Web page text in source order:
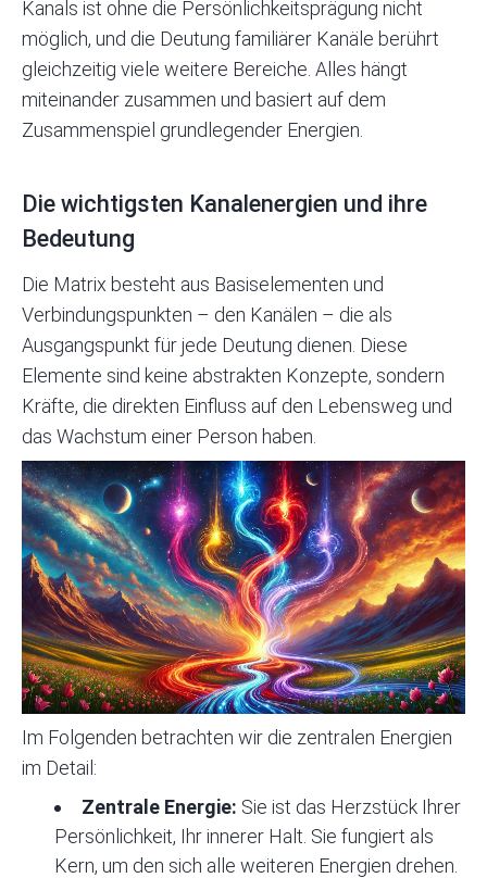
Kanals ist ohne die Persönlichkeitsprägung nicht
möglich, und die Deutung familiärer Kanäle berührt
gleichzeitig viele weitere Bereiche. Alles hängt
miteinander zusammen und basiert auf dem
Zusammenspiel grundlegender Energien.
Die wichtigsten Kanalenergien und ihre
Bedeutung
Die Matrix besteht aus Basiselementen und
Verbindungspunkten – den Kanälen – die als
Ausgangspunkt für jede Deutung dienen. Diese
Elemente sind keine abstrakten Konzepte, sondern
Kräfte, die direkten Einfluss auf den Lebensweg und
das Wachstum einer Person haben.
Im Folgenden betrachten wir die zentralen Energien
im Detail:
Zentrale Energie: Sie ist das Herzstück Ihrer
Persönlichkeit, Ihr innerer Halt. Sie fungiert als
Kern, um den sich alle weiteren Energien drehen.